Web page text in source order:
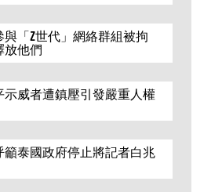
「Z世代」網絡群組被拘
放他們
示威者遭鎮壓引發嚴重人權
籲泰國政府停止將記者白兆